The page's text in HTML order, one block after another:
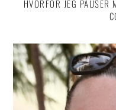
HVORFOR JEG PAUSER